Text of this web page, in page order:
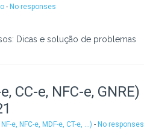
- No responses
Dicas e solução de problemas
CC-e, NFC-e, GNRE)
e, NFC-e, MDF-e, CT-e, ...) - No responses